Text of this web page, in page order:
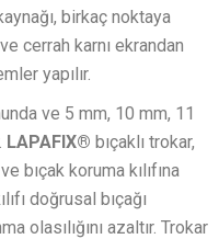
Hizmetleri
Danışmanlık Hizmeti
birkaç noktaya
cerrah karnı ekrandan
yapılır.
ve 5 mm, 10 mm, 11
LAPAFIX® bıçaklı trokar,
bıçak koruma kılıfına
doğrusal bıçağı
olasılığını azaltır. Trokar